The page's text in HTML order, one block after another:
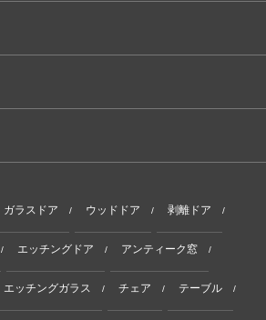
ガラスドア / ウッドドア / 剥離ドア /
/ エッチングドア / アンティーク窓 /
エッチングガラス / チェア / テーブル /